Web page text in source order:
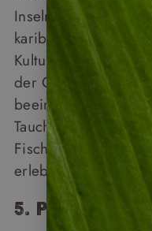
Inseln, bieten
karibische
Kultur der Guna
der Coiba-
beeindruckenden
Taucher
Fischschwärme und
erleben.
5. Panama